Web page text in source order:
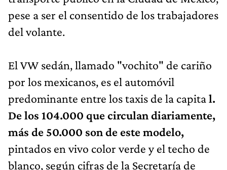
pese a ser el consentido de los trabajadores
del volante.
El VW sedán, llamado "vochito" de cariño
por los mexicanos, es el automóvil
predominante entre los taxis de la capital.
De los 104.000 que circulan diariamente,
más de 50.000 son de este modelo,
pintados en vivo color verde y el techo de
blanco, según cifras de la Secretaría de